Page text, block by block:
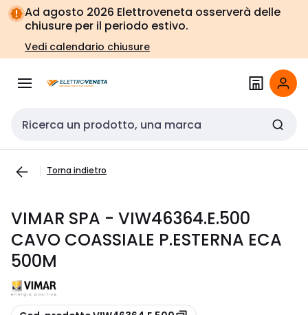
Vai alla
navigazione
Vai
alla
pagina
Ad agosto 2026 Elettroveneta osserverà delle
chiusure per il periodo estivo.
Vedi calendario chiusure
Cerca input
Torna indietro
VIMAR SPA - VIW46364.E.500
CAVO COASSIALE P.ESTERNA ECA
500M
copia